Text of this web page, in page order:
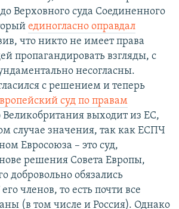
Верховного суда Соединенного
единогласно оправдал
что никто не имеет права
пропагандировать взгляды, с
несогласны.
с решением и теперь
суд по правам
Великобритания выходит из ЕС,
случае значения, так как ЕСПЧ
Евросоюза – это суд,
решения Совета Европы,
добровольно обязались
членов, то есть почти все
(в том числе и Россия). Однако